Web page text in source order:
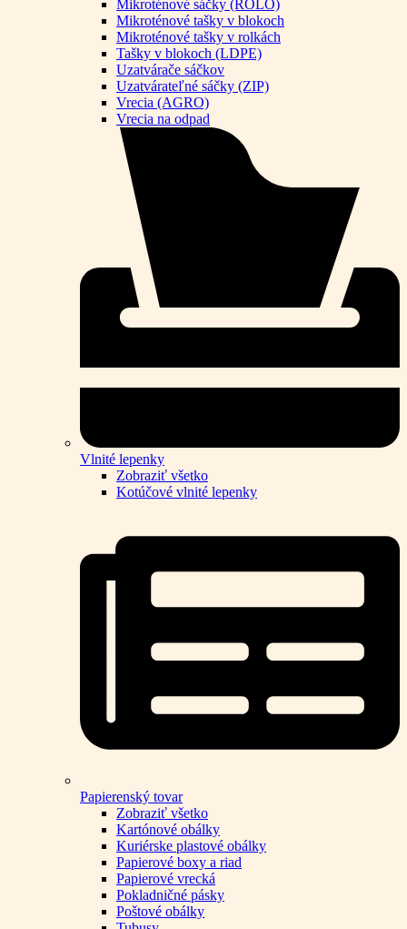
Mikroténové sáčky (ROLO)
Mikroténové tašky v blokoch
Mikroténové tašky v rolkách
Tašky v blokoch (LDPE)
Uzatvárače sáčkov
Uzatvárateľné sáčky (ZIP)
Vrecia (AGRO)
Vrecia na odpad
Vlnité lepenky
Zobraziť všetko
Kotúčové vlnité lepenky
Papierenský tovar
Zobraziť všetko
Kartónové obálky
Kuriérske plastové obálky
Papierové boxy a riad
Papierové vrecká
Pokladničné pásky
Poštové obálky